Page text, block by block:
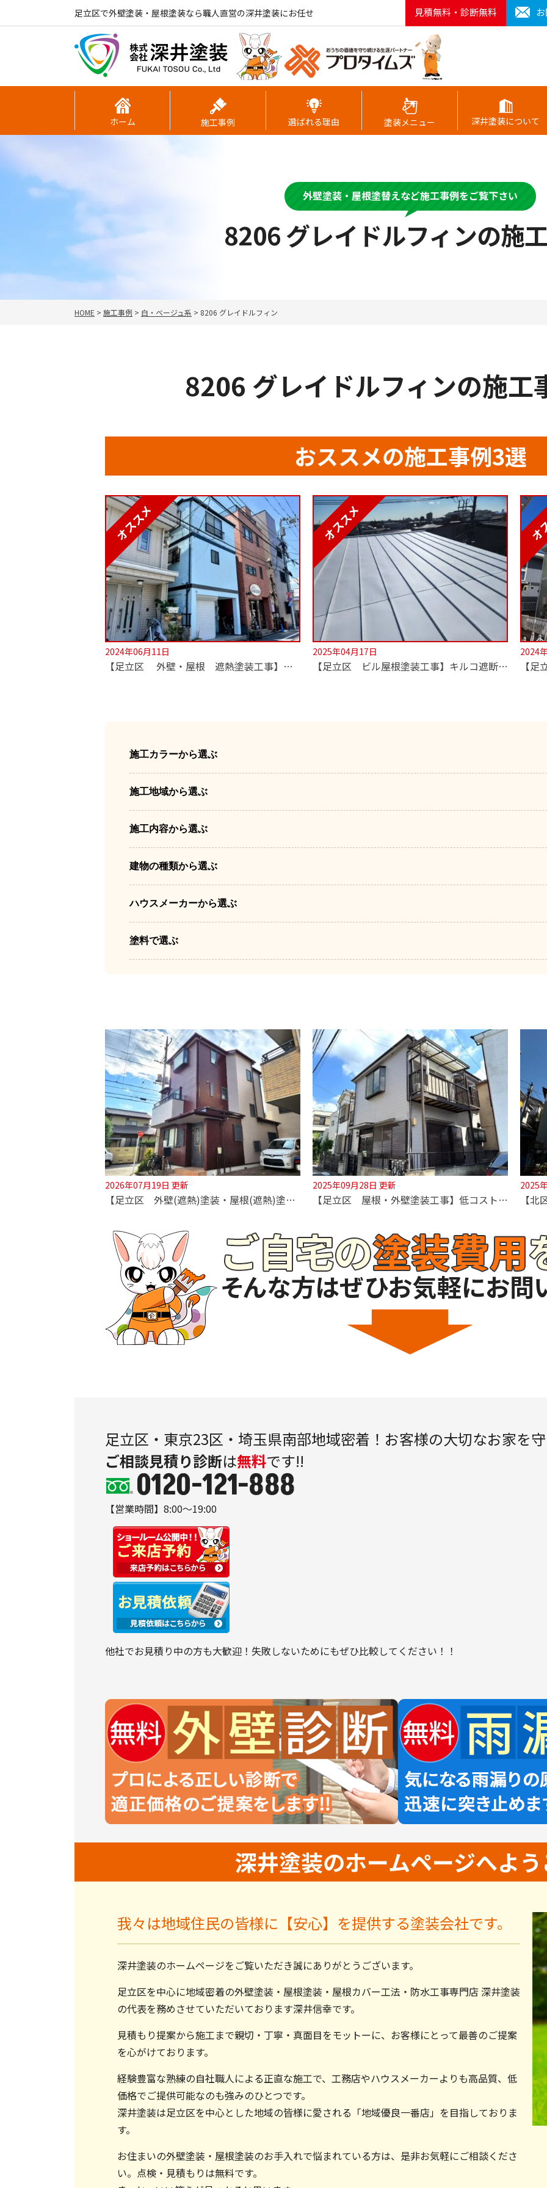
足立区で外壁塗装・屋根塗装なら職人直営の深井塗装にお任せ 見積無料・診断無料
ホーム 施工事例 選ばれる理由 塗装メニュー 深井塗装について
8206 グレイドルフィンの施
外壁塗装・屋根塗替えなど施工事例をご覧下さい
HOME > 施工事例 > 白・ベージュ系 > 8206 グレイドルフィン
8206 グレイドルフィンの施工
おススメの施工事例3選
2024年06月11日
【足立区 外壁・屋根 遮熱塗装工事】超低汚染無機塗料でセルフクリーニング！
2025年04月17日
【足立区 ビル屋根塗装工事】キルコ遮断熱塗料使用！2階の室温が劇的に変わります！
2024
施工カラーから選ぶ
施工地域から選ぶ
施工内容から選ぶ
建物の種類から選ぶ
ハウスメーカーから選ぶ
塗料で選ぶ
2026年07月19日 更新
【足立区 外壁(遮熱)塗装・屋根(遮熱)塗装工事】クリア検討も難しくお色のご提案させていただきました！
2025年09月28日 更新
【足立区 屋根・外壁塗装工事】低コストで塗りかえするなら深井塗装へ！
2025
足立区・東京23区・埼玉県南部地域密着！ お客様の大切なお家を
ご相談見積り診断は無料です!!
0120-121-888
【営業時間】8:00～19:00
他社でお見積り中の方も大歓迎！失敗しないためにもぜひ比較してください！！
深井塗装のホームページへよ
我々は地域住民の皆様に【安心】を提供する塗装会社です。
深井塗装のホームページをご覧いただき誠にありがとうございます。
足立区を中心に地域密着の外壁塗装・屋根塗装・屋根カバー工法・防水工事専門店 深井塗装
の代表を務めさせていただいております深井信幸です。
見積もり提案から施工まで親切・丁寧・真面目をモットーに、お客様にとって最善のご提案
を心がけております。
経験豊富な熟練の自社職人による正直な施工で、工務店やハウスメーカーよりも高品質、低
価格でご提供可能なのも強みのひとつです。
深井塗装は足立区を中心とした地域の皆様に愛される「地域優良一番店」を目指しておりま
す。
お住まいの外壁塗装・屋根塗装のお手入れで悩まれている方は、是非お気軽にご相談くださ
い。点検・見積もりは無料です。